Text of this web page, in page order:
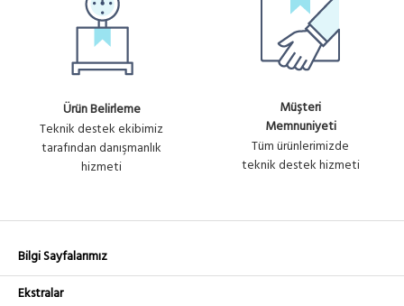
Ürün Belirleme
Teknik destek ekibimiz
tarafından danışmanlık
hizmeti
Müşteri
Memnuniyeti
Tüm ürünlerimizde
teknik destek hizmeti
Bilgi Sayfalarımız
Ekstralar